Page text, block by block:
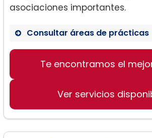
asociaciones importantes.
Consultar áreas de prácticas
Bancarrota
Tutela
Lesiones personales
Te encontramos el
Ver servicios